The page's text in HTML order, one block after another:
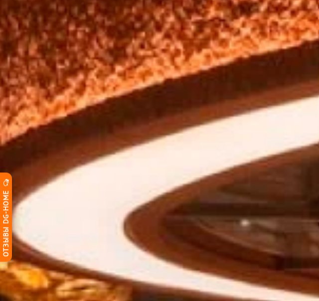
ОТЗЫВЫ DG-HOME